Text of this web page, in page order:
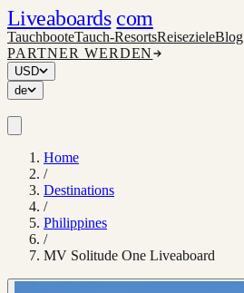
Liveaboards com
TauchbooteTauch-ResortsReisezieleBlog
PARTNER WERDEN
USD
de
Home
/
Destinations
/
Philippines
/
MV Solitude One Liveaboard